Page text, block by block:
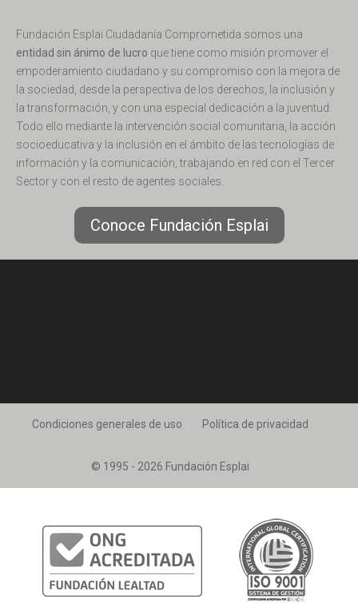
Fundación Esplai Ciudadanía Comprometida somos una
entidad sin ánimo de lucro que tiene como misión promover el
empoderamiento ciudadano y su compromiso con la mejora de
la sociedad, desde la perspectiva de los derechos, la inclusión y
la transformación, y con una especial dedicación a la juventud.
Todo ello mediante la intervención social comunitaria, la acción
socioeducativa y la inclusión en el ámbito de las tecnologías de
información y la comunicación, trabajando en red con el Tercer
Sector y con el resto de agentes sociales.
Conoce Fundación Esplai
© 1995 - 2026 Fundación Esplai
Condiciones generales de uso Política de privacidad